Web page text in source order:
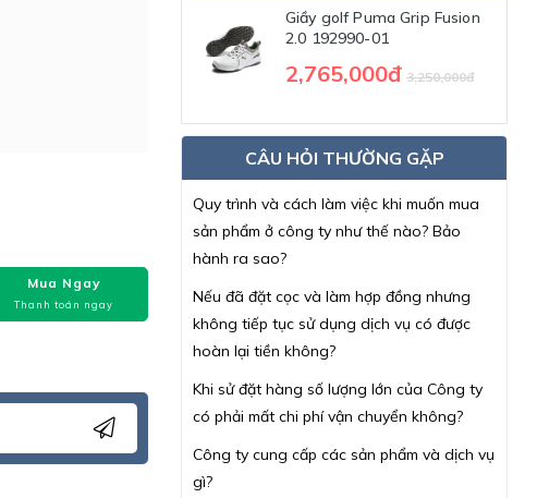
Mua Ngay
Thanh toán ngay
Giầy golf Puma Grip Fusion
2.0 192990-01
2,765,000đ 3,250,000đ
CÂU HỎI THƯỜNG GẶP
Quy trình và cách làm việc khi muốn mua
sản phẩm ở công ty như thế nào? Bảo
hành ra sao?
Nếu đã đặt cọc và làm hợp đồng nhưng
không tiếp tục sử dụng dịch vụ có được
hoàn lại tiền không?
Khi sử đặt hàng số lượng lớn của Công ty
có phải mất chi phí vận chuyển không?
Công ty cung cấp các sản phẩm và dịch vụ
gì?